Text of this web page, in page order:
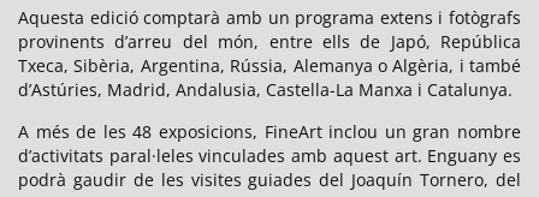
Aquesta edició comptarà amb un programa extens i fotògrafs
provinents d’arreu del món, entre ells de Japó, República
Txeca, Sibèria, Argentina, Rússia, Alemanya o Algèria, i també
d’Astúries, Madrid, Andalusia, Castella-La Manxa i Catalunya.
A més de les 48 exposicions, FineArt inclou un gran nombre
d’activitats paral·leles vinculades amb aquest art. Enguany es
podrà gaudir de les visites guiades del Joaquín Tornero, del